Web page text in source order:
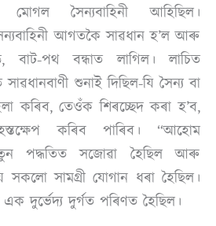
মোগল সৈন্যবাহিনী আহিছিল।
আগতকৈ সাৱধান হ’ল আৰু
পথ বন্ধাত লাগিল। লাচিত
শুনাই দিছিল-যি সৈন্য বা
কৰিব, তেওঁক শিৰচ্ছেদ কৰা হ’ব,
কৰিব পাৰিব। “আহোম
পদ্ধতিত সজোৱা হৈছিল আৰু
সামগ্ৰী যোগান ধৰা হৈছিল।
দুৰ্ভেদ্য দুৰ্গত পৰিণত হৈছিল।